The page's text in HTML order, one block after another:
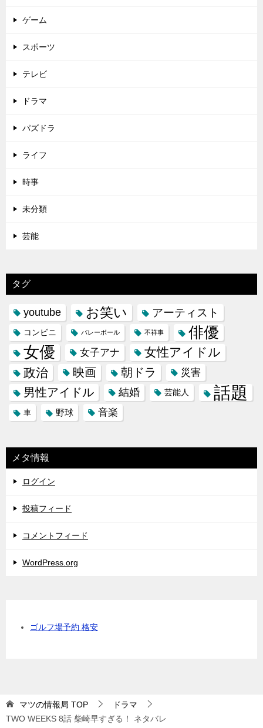
ゲーム
スポーツ
テレビ
ドラマ
パズドラ
ライフ
時事
未分類
芸能
タグ
youtube お笑い アーティスト
コンビニ バレーボール 不祥事 俳優
女優 女子アナ 女性アイドル
政治 映画 朝ドラ 災害
男性アイドル 結婚 芸能人 話題
車 野球 音楽
メタ情報
ログイン
投稿フィード
コメントフィード
WordPress.org
ゴルフ場予約 格安
マツの情報局 TOP
ドラマ
TWO WEEKS 8話 柴崎早すぎる！ ネタバレ